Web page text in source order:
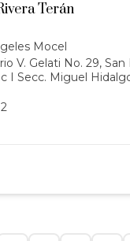
Terán
Mocel
V. Gelati No. 29,
I Secc. Miguel